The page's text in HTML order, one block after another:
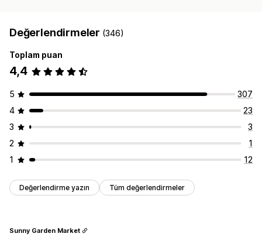
Değerlendirmeler (346)
Toplam puan
4,4
5
307
4
23
3
3
2
1
1
12
Değerlendirme yazın Tüm değerlendirmeler
Sunny Garden Market